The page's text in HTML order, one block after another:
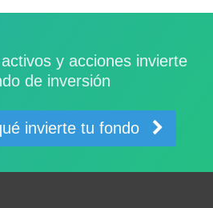
y acciones invierte
de inversión
invierte tu fondo